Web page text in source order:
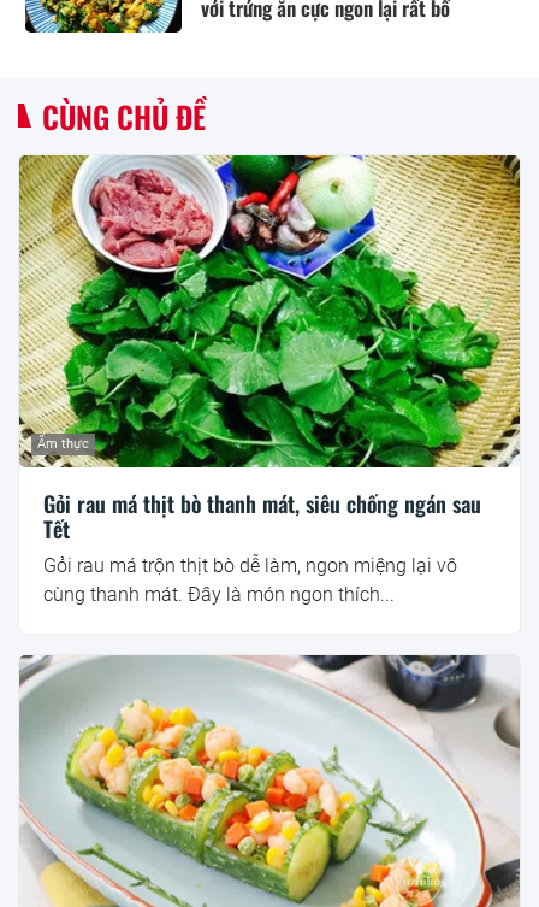
với trứng ăn cực ngon lại rất bổ
CÙNG CHỦ ĐỀ
Ẩm thực
Gỏi rau má thịt bò thanh mát, siêu chống ngán sau
Tết
Gỏi rau má trộn thịt bò dễ làm, ngon miệng lại vô
cùng thanh mát. Đây là món ngon thích...